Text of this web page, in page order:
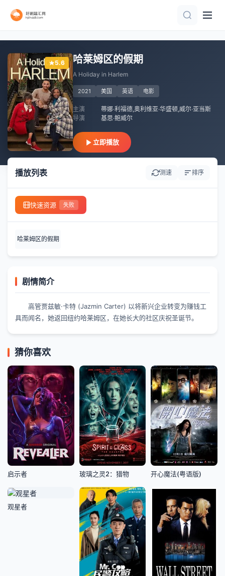
5.6 哈莱姆区的假期
A Holiday in Harlem
2021 美国 英语 电影
主演
蒂娜·利福德,奥利维亚·华盛顿,威尔·亚当斯
导演
基思·鲍威尔
立即播放
播放列表 测速 排序
快速资源 失败
哈莱姆区的假期
剧情简介
高管贾兹敏·卡特 (Jazmin Carter) 以将新兴企业转变为赚钱工
具而闻名，她返回纽约哈莱姆区，在她长大的社区庆祝圣诞节。
猜你喜欢
HD中字
启示者
正片
玻璃之灵2：猎物
正片
开心魔法(粤语版)
观星者
正片
正片
正片